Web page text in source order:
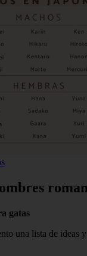
gatas
una lista de ideas